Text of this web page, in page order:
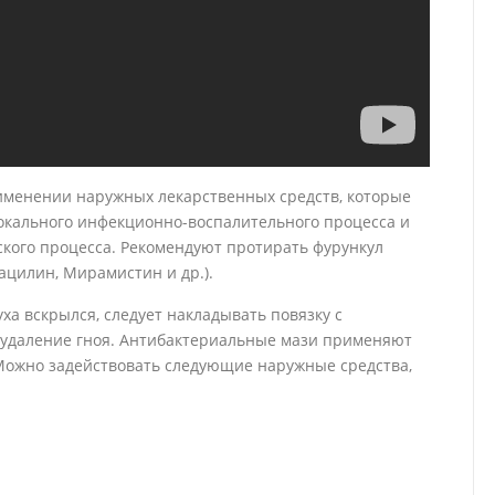
наружных лекарственных средств, которые
инфекционно-воспалительного процесса и
процесса. Рекомендуют протирать фурункул
Мирамистин и др.).
вскрылся, следует накладывать повязку с
гноя. Антибактериальные мази применяют
задействовать следующие наружные средства,